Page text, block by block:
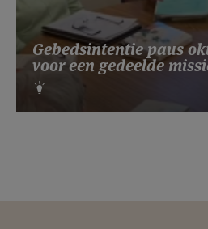
Gebedsintentie paus
voor een gedeelde